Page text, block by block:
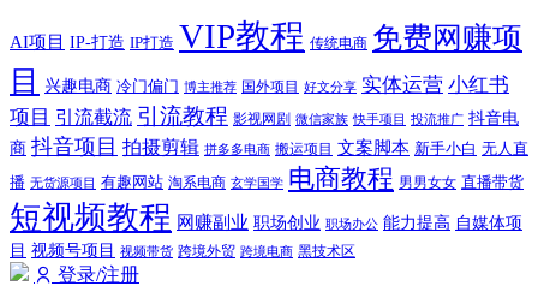
AI项目 IP-打造 IP打造 VIP教程 传统电商 免费网赚项
目
兴趣电商 冷门偏门 博主推荐 国外项目 好文分享 实体运营 小红书
项目 引流截流 引流教程 影视网剧 微信家族 快手项目 投流推广 抖音电
商 抖音项目 拍摄剪辑 拼多多电商 搬运项目 文案脚本 新手小白 无人直
播 无货源项目 有趣网站 淘系电商 玄学国学 电商教程 男男女女 直播带货
短视频教程 网赚副业 职场创业 职场办公 能力提高 自媒体项
目 视频号项目 视频带货 跨境外贸 跨境电商 黑技术区
登录/注册